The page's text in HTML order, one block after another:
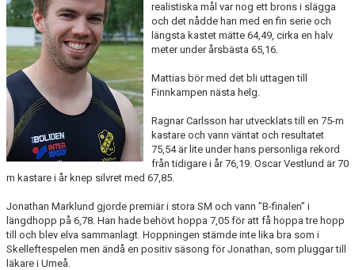
MINIORLANDSLAGET
realistiska mål var nog ett brons i slägga
och det nådde han med en fin serie och
längsta kastet mätte 64,49, cirka en halv
meter under årsbästa 65,16.
Mattias bör med det bli uttagen till
Finnkampen nästa helg.
Ragnar Carlsson har utvecklats till en 75-m
kastare och vann väntat och resultatet
75,54 är lite under hans personliga rekord
från tidigare i år 76,19. Oscar Vestlund är 70
m kastare i år knep silvret med 67,85.
Jonathan Marklund gjorde premiär i stora SM och vann ”B-finalen” i
längdhopp på 6,78. Han hade behövt hoppa 7,05 för att få hoppa tre hopp
till och blev elva sammanlagt. Hoppningen stämde inte lika bra som i
Skelleftespelen men ändå en positiv säsong för Jonathan, som pluggar till
läkare i Umeå.